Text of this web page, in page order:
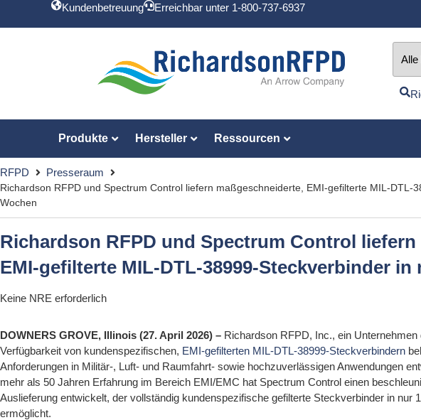
Kundenbetreuung Erreichbar unter 1-800-737-6937
Produkte Hersteller Ressourcen
RFPD Presseraum
Richardson RFPD und Spectrum Control liefern maßgeschneiderte, EMI-gefilterte MIL-DTL-
Wochen
Richardson RFPD und Spectrum Control
EMI-gefilterte MIL-DTL-38999-Steckverbinder in
Keine NRE erforderlich
DOWNERS GROVE, Illinois (27. April 2026) – Richardson RFPD, Inc., ein
Verfügbarkeit von kundenspezifischen, EMI-gefilterten MIL-DTL-38999-Steckverbindern
Anforderungen in Militär-, Luft- und Raumfahrt- sowie hochzuverlässigen Anwendungen
mehr als 50 Jahren Erfahrung im Bereich EMI/EMC hat Spectrum Control einen
Auslieferung entwickelt, der vollständig kundenspezifische gefilterte Steckverbinder in nur
ermöglicht.